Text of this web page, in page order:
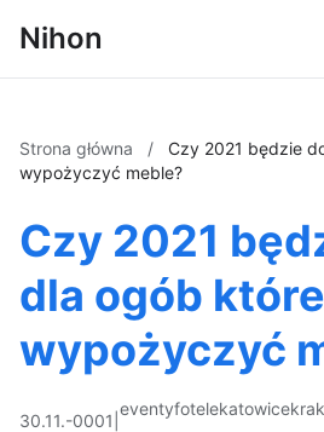
Nihon
Strona główna /
Czy 2021 będzie
wypożyczyć meble?
Czy 2021
dla ogób
wypożyczyć
30.11.-0001
eventyfotelekatowice